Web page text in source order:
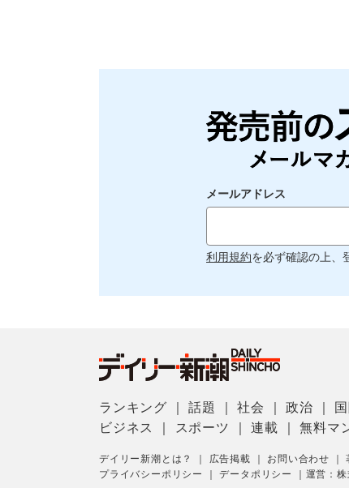
メールアドレス
利用規約を必ず確認の上、
ランキング ｜話題 ｜社会 ｜政治
ビジネス
スポーツ ｜連載 ｜無料マ
デイリー新潮とは？ 広告掲載 お問い合わせ ｜
プライバシーポリシー
｜データポリシー 運営：